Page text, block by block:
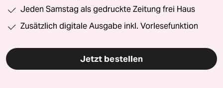
Jeden Samstag als gedruckte Zeitung frei Haus
Zusätzlich digitale Ausgabe inkl. Vorlesefunktion
Jetzt bestellen